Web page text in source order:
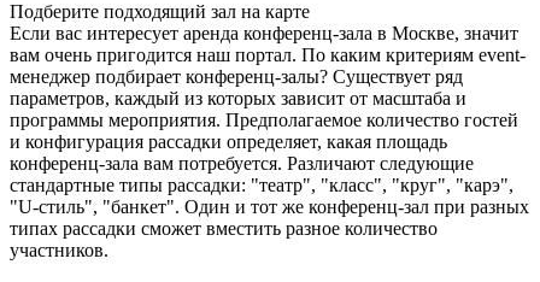
Подберите подходящий зал на карте
Если вас интересует аренда конференц-зала в Москве, значит
вам очень пригодится наш портал. По каким критериям event-
менеджер подбирает конференц-залы? Существует ряд
параметров, каждый из которых зависит от масштаба и
программы мероприятия. Предполагаемое количество гостей
и конфигурация рассадки определяет, какая площадь
конференц-зала вам потребуется. Различают следующие
стандартные типы рассадки: "театр", "класс", "круг", "карэ",
"U-стиль", "банкет". Один и тот же конференц-зал при разных
типах рассадки сможет вместить разное количество
участников.